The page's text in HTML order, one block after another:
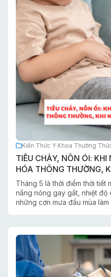
Kiến Thức Y Khoa Thường
TIÊU CHẢY, NÔN ÓI: KHI
HÓA THÔNG THƯỜNG,
NGUY HIỂM?
Tháng 5 là thời điểm thời tiết
nắng nóng gay gắt, nhiệt
những cơn mưa đầu mùa
đường hô hấp, rối loạn tiêu
và say nắng